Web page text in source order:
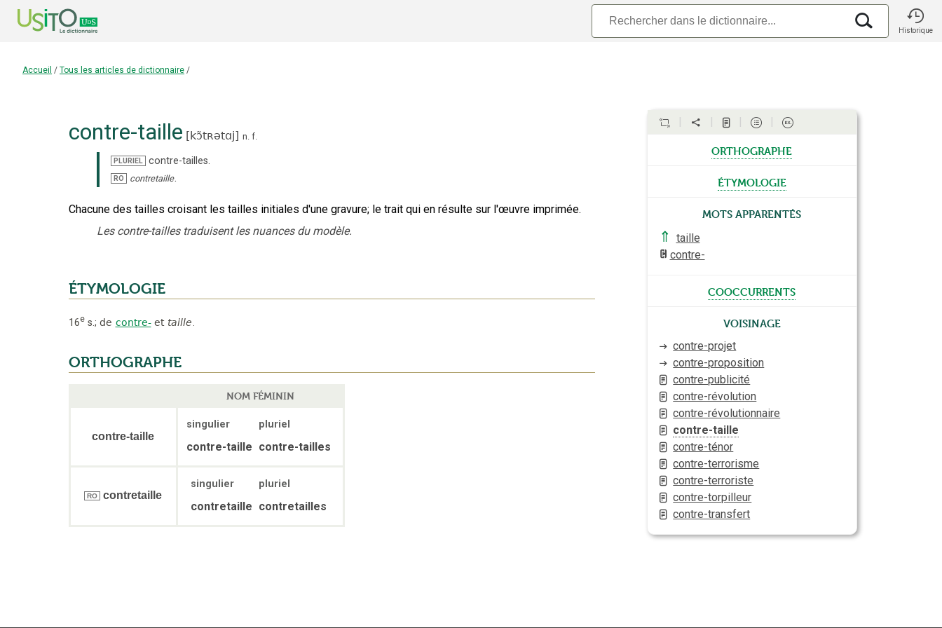
Historique
Accueil / Tous les articles de dictionnaire /
contre-taille [kɔ̃tʀətɑj] n. f.
PLURIEL contre-tailles.
RO contretaille.
Chacune des tailles croisant les tailles initiales d'une gravure; le trait qui en résulte sur l'œuvre imprimée.
Les contre-tailles traduisent les nuances du modèle.
ÉTYMOLOGIE
16e s.; de contre- et taille.
ORTHOGRAPHE
NOM FÉMININ
contre-taille
singulier pluriel
contre-taille contre-tailles
RO contretaille
singulier pluriel
contretaille contretailles
orthographe
étymologie
Mots apparentés
⇑
taille
contre-
cooccurrents
Voisinage
contre-projet
contre-proposition
contre-publicité
contre-révolution
contre-révolutionnaire
contre-taille
contre-ténor
contre-terrorisme
contre-terroriste
contre-torpilleur
contre-transfert